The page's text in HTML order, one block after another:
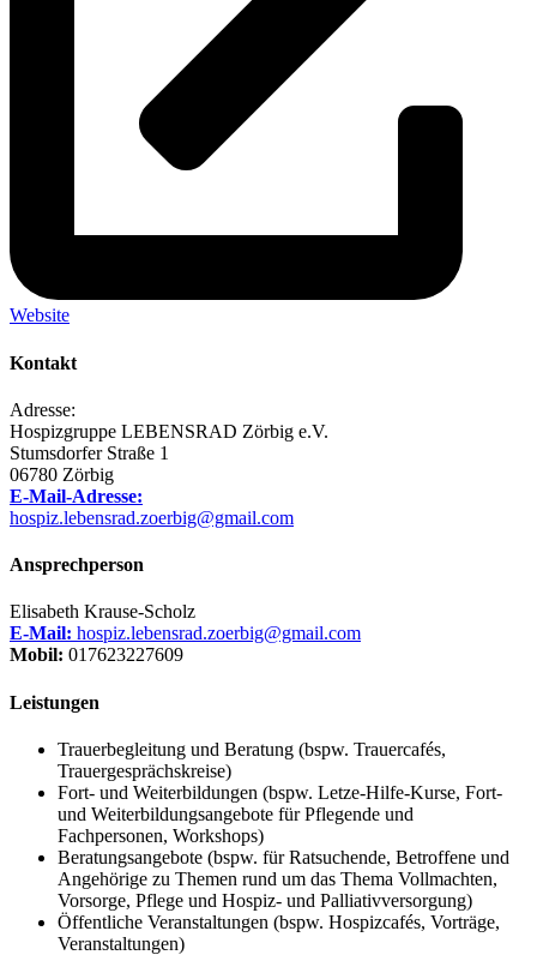
Website
Kontakt
Adresse:
Hospizgruppe LEBENSRAD Zörbig e.V.
Stumsdorfer Straße 1
06780 Zörbig
E-Mail-Adresse:
hospiz.lebensrad.zoerbig@gmail.com
Ansprechperson
Elisabeth Krause-Scholz
E-Mail: hospiz.lebensrad.zoerbig@gmail.com
Mobil: 017623227609
Leistungen
Trauerbegleitung und Beratung (bspw. Trauercafés,
Trauergesprächskreise)
Fort- und Weiterbildungen (bspw. Letze-Hilfe-Kurse, Fort-
und Weiterbildungsangebote für Pflegende und
Fachpersonen, Workshops)
Beratungsangebote (bspw. für Ratsuchende, Betroffene und
Angehörige zu Themen rund um das Thema Vollmachten,
Vorsorge, Pflege und Hospiz- und Palliativversorgung)
Öffentliche Veranstaltungen (bspw. Hospizcafés, Vorträge,
Veranstaltungen)